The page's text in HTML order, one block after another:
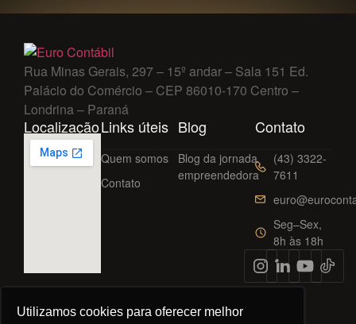
Utilizamos cookies para oferecer melhor
Rua Minas Gerais, 297 – 15º andar – Sala 151 Ed.
Palácio do Comércio – CEP 86010-170 Centro –
Londrina – Paraná
LocalizaçãoLinks úteis
Quem somos
Contato
Blog
Blog da jornada
empreendedora
Contato
(43) 3322-
7611
Seg–Sex,
8h às 18h